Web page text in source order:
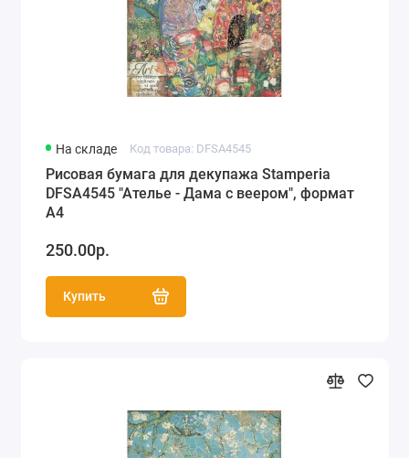
На складе Код товара: DFSA4545
Рисовая бумага для декупажа Stamperia
DFSA4545 "Ателье - Дама с веером", формат
А4
250.00р.
Купить